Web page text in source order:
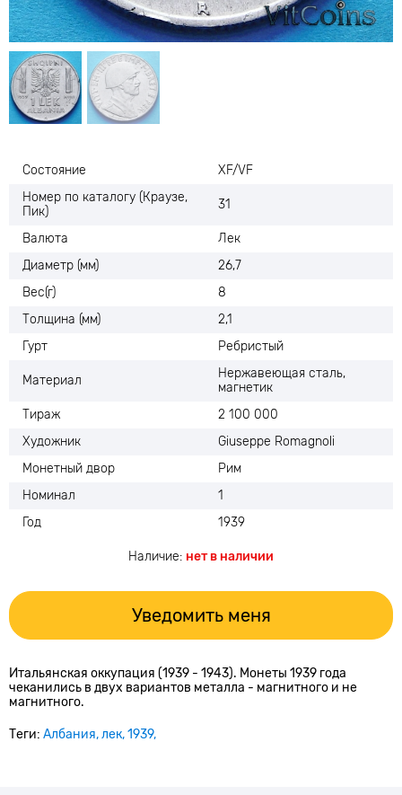
Состояние
XF/VF
Номер по каталогу (Краузе,
Пик)
31
Валюта
Лек
Диаметр (мм)
26,7
Вес(г)
8
Толщина (мм)
2,1
Гурт
Ребристый
Материал
Нержавеющая сталь,
магнетик
Тираж
2 100 000
Художник
Giuseppe Romagnoli
Монетный двор
Рим
Номинал
1
Год
1939
Наличие: нет в наличии
Уведомить меня
Итальянская оккупация (1939 - 1943). Монеты 1939 года
чеканились в двух вариантов металла - магнитного и не
магнитного.
Теги: Албания лек 1939